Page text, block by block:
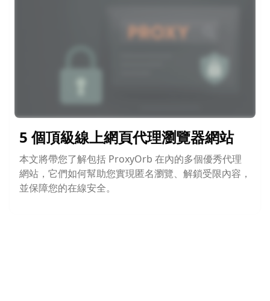
5 個頂級線上網頁代理瀏覽器網站
本文將帶您了解包括 ProxyOrb 在內的多個優秀代理
網站，它們如何幫助您實現匿名瀏覽、解鎖受限內容，
並保障您的在線安全。